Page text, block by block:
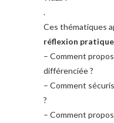
.
Ces thématiques
réflexion pratique
– Comment
différenciée ?
– Comment
?
– Comment